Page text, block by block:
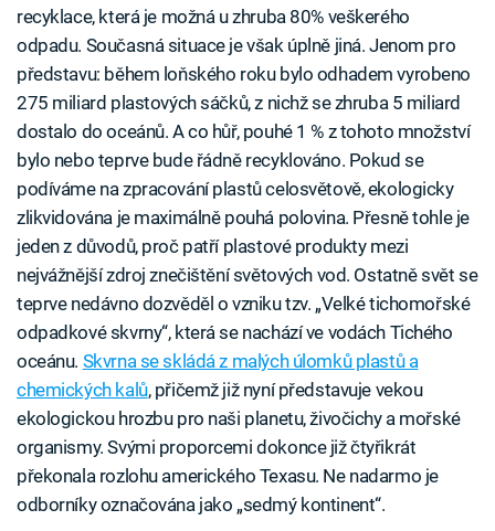
recyklace, která je možná u zhruba 80% veškerého
odpadu. Současná situace je však úplně jiná. Jenom pro
představu: během loňského roku bylo odhadem vyrobeno
275 miliard plastových sáčků, z nichž se zhruba 5 miliard
dostalo do oceánů. A co hůř, pouhé 1 % z tohoto množství
bylo nebo teprve bude řádně recyklováno. Pokud se
podíváme na zpracování plastů celosvětově, ekologicky
zlikvidována je maximálně pouhá polovina. Přesně tohle je
jeden z důvodů, proč patří plastové produkty mezi
nejvážnější zdroj znečištění světových vod. Ostatně svět se
teprve nedávno dozvěděl o vzniku tzv. „Velké tichomořské
odpadkové skvrny“, která se nachází ve vodách Tichého
oceánu. Skvrna se skládá z malých úlomků plastů a
chemických kalů, přičemž již nyní představuje vekou
ekologickou hrozbu pro naši planetu, živočichy a mořské
organismy. Svými proporcemi dokonce již čtyřikrát
překonala rozlohu amerického Texasu. Ne nadarmo je
odborníky označována jako „sedmý kontinent“.